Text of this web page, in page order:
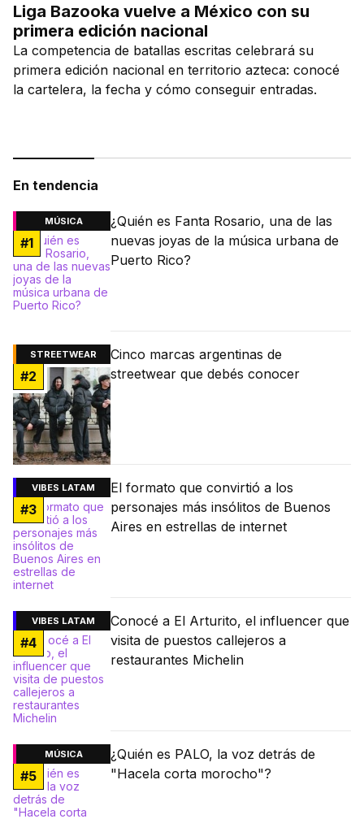
Liga Bazooka vuelve a México con su
primera edición nacional
La competencia de batallas escritas celebrará su
primera edición nacional en territorio azteca: conocé
la cartelera, la fecha y cómo conseguir entradas.
En tendencia
MÚSICA
#1
¿Quién es Fanta Rosario, una de las
nuevas joyas de la música urbana de
Puerto Rico?
STREETWEAR
#2
Cinco marcas argentinas de
streetwear que debés conocer
VIBES LATAM
#3
El formato que convirtió a los
personajes más insólitos de Buenos
Aires en estrellas de internet
VIBES LATAM
#4
Conocé a El Arturito, el influencer que
visita de puestos callejeros a
restaurantes Michelin
MÚSICA
#5
¿Quién es PALO, la voz detrás de
"Hacela corta morocho"?